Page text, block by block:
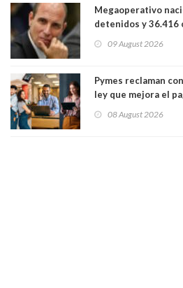
Megaoperativo
detenidos y
09 August 2026
Pymes reclaman
ley que mejora el
medianas empresas"
08 August 2026